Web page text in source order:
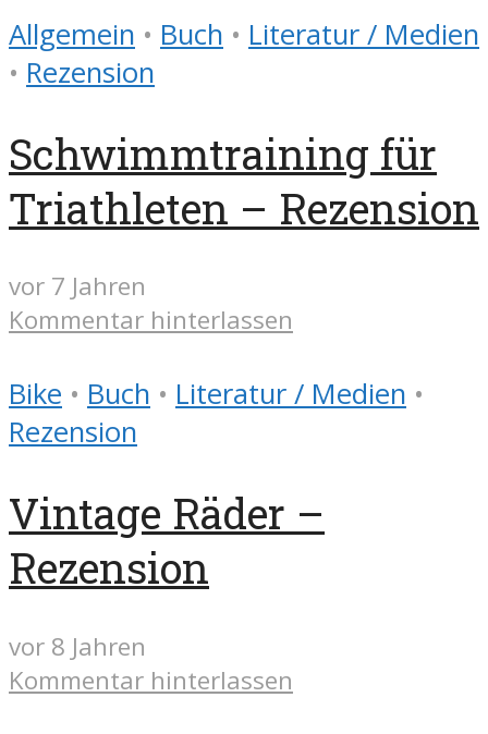
Allgemein • Buch • Literatur / Medien
• Rezension
Schwimmtraining für
Triathleten – Rezension
vor 7 Jahren
Kommentar hinterlassen
Bike • Buch • Literatur / Medien •
Rezension
Vintage Räder –
Rezension
vor 8 Jahren
Kommentar hinterlassen